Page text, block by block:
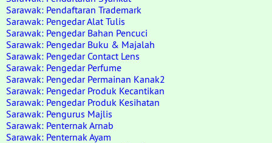
Sarawak: Pendaftaran Trademark
Sarawak: Pengedar Alat Tulis
Sarawak: Pengedar Bahan Pencuci
Sarawak: Pengedar Buku & Majalah
Sarawak: Pengedar Contact Lens
Sarawak: Pengedar Perfume
Sarawak: Pengedar Permainan Kanak2
Sarawak: Pengedar Produk Kecantikan
Sarawak: Pengedar Produk Kesihatan
Sarawak: Pengurus Majlis
Sarawak: Penternak Arnab
Sarawak: Penternak Ayam